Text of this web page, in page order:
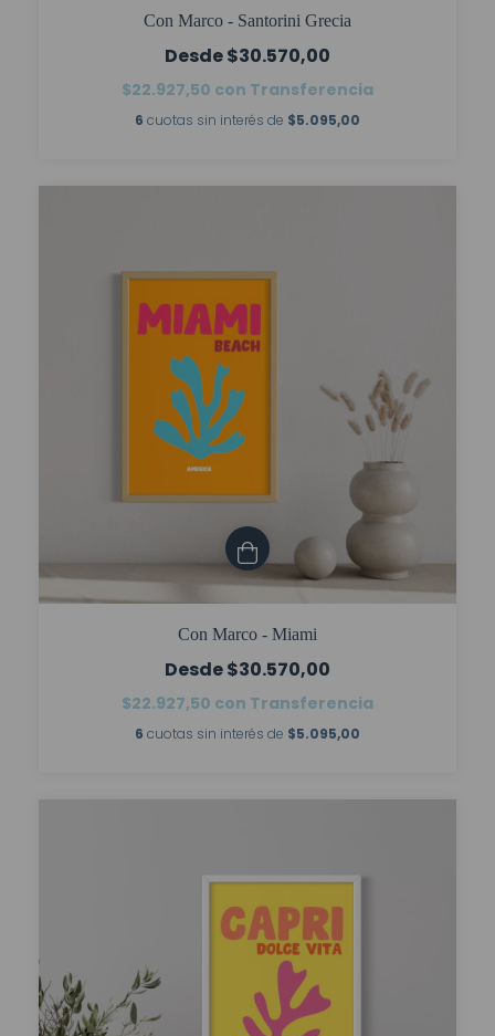
Con Marco - Santorini Grecia
$30.570,00
$22.927,50 con Transferencia
6 cuotas sin interés de $5.095,00
Con Marco - Miami
$30.570,00
$22.927,50 con Transferencia
6 cuotas sin interés de $5.095,00